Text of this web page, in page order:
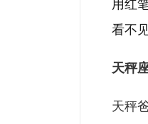
用红
看不
天秤
天秤